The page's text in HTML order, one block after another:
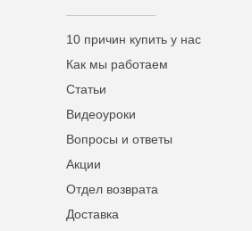
10 причин купить у нас
Как мы работаем
Статьи
Видеоуроки
Вопросы и ответы
Акции
Отдел возврата
Доставка